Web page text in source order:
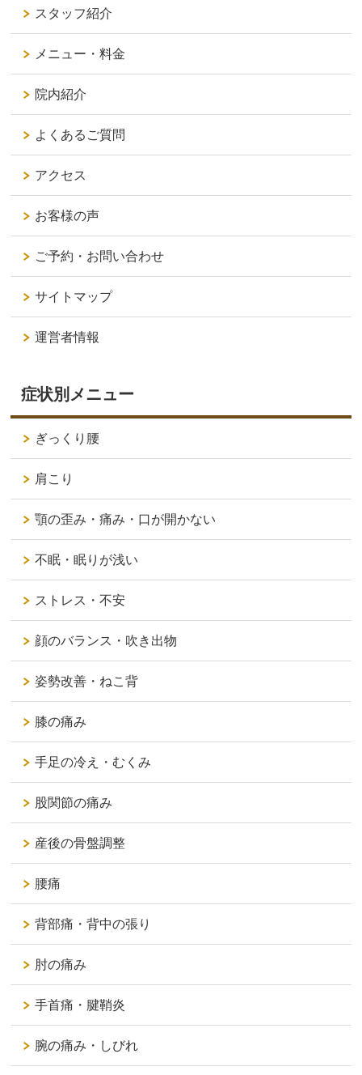
スタッフ紹介
メニュー・料金
院内紹介
よくあるご質問
アクセス
お客様の声
ご予約・お問い合わせ
サイトマップ
運営者情報
症状別メニュー
ぎっくり腰
肩こり
顎の歪み・痛み・口が開かない
不眠・眠りが浅い
ストレス・不安
顔のバランス・吹き出物
姿勢改善・ねこ背
膝の痛み
手足の冷え・むくみ
股関節の痛み
産後の骨盤調整
腰痛
背部痛・背中の張り
肘の痛み
手首痛・腱鞘炎
腕の痛み・しびれ